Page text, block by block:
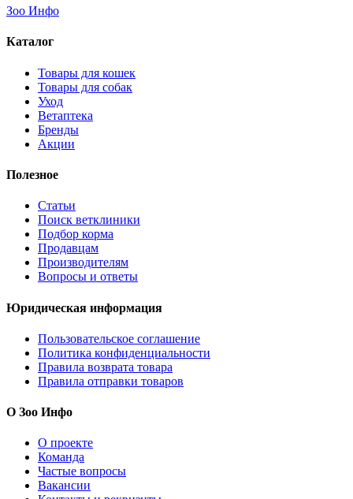
Зоо Инфо
Каталог
Товары для кошек
Товары для собак
Уход
Ветаптека
Бренды
Акции
Полезное
Статьи
Поиск ветклиники
Подбор корма
Продавцам
Производителям
Вопросы и ответы
Юридическая информация
Пользовательское соглашение
Политика конфиденциальности
Правила возврата товара
Правила отправки товаров
О Зоо Инфо
О проекте
Команда
Частые вопросы
Вакансии